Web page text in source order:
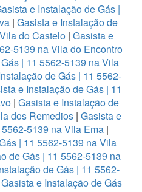
e Instalação de Gás |
| Gasista e Instalação de
do Castelo | Gasista e
5139 na Vila do Encontro
| 11 5562-5139 na Vila
de Gás | 11 5562-
e Instalação de Gás | 11
| Gasista e Instalação de
dos Remedios | Gasista e
5139 na Vila Ema |
| 11 5562-5139 na Vila
de Gás | 11 5562-5139 na
de Gás | 11 5562-
Gasista e Instalação de Gás